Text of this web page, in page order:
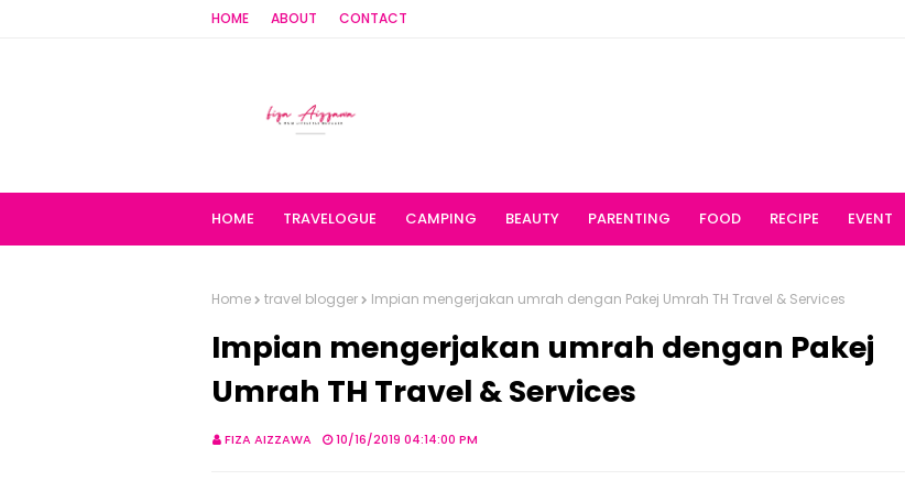
HOME ABOUT CONTACT
HOME TRAVELOGUE CAMPING BEAUTY PARENTING FOOD RECIPE EVENT
Home travel blogger Impian mengerjakan umrah dengan Pakej Umrah TH Travel & Services
Impian mengerjakan umrah dengan Pakej
Umrah TH Travel & Services
FIZA AIZZAWA 10/16/2019 04:14:00 PM